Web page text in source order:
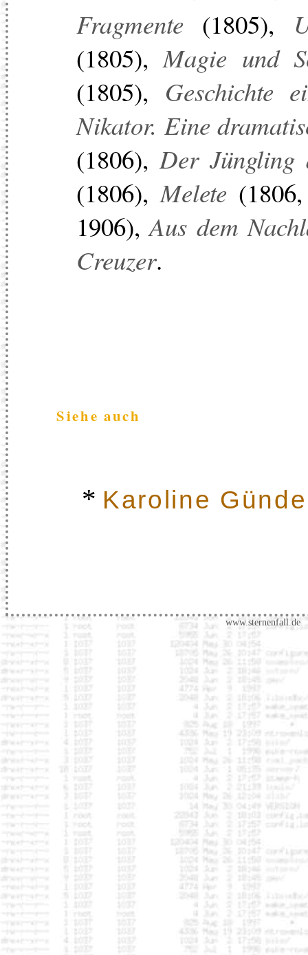
Fragmente (1805),
(1805), Magie und
(1805), Geschichte
Nikator. Eine
(1806), Der Jüngling
(1806), Melete
1906),Aus dem
Creuzer.
Siehe auch
* Karoline
www.sternenfall.de